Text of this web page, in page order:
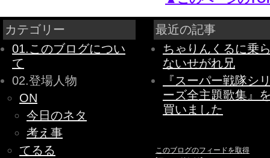
カテゴリー
01.このブログについ
て
02.登場人物
ON
今日のネタ
考え事
てるる
最近の記事
ちゃりんくるに乗
ないせがれ兄
『スーパー戦隊シ
ーズ全主題歌集』
買いました
このブログのフィードを取得